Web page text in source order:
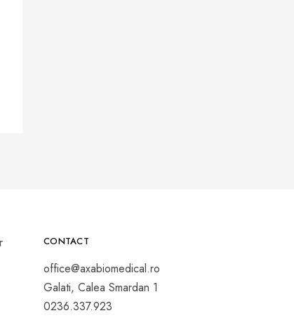
CONTACT
office@axabiomedical.ro
Galati, Calea Smardan 1
0236.337.923